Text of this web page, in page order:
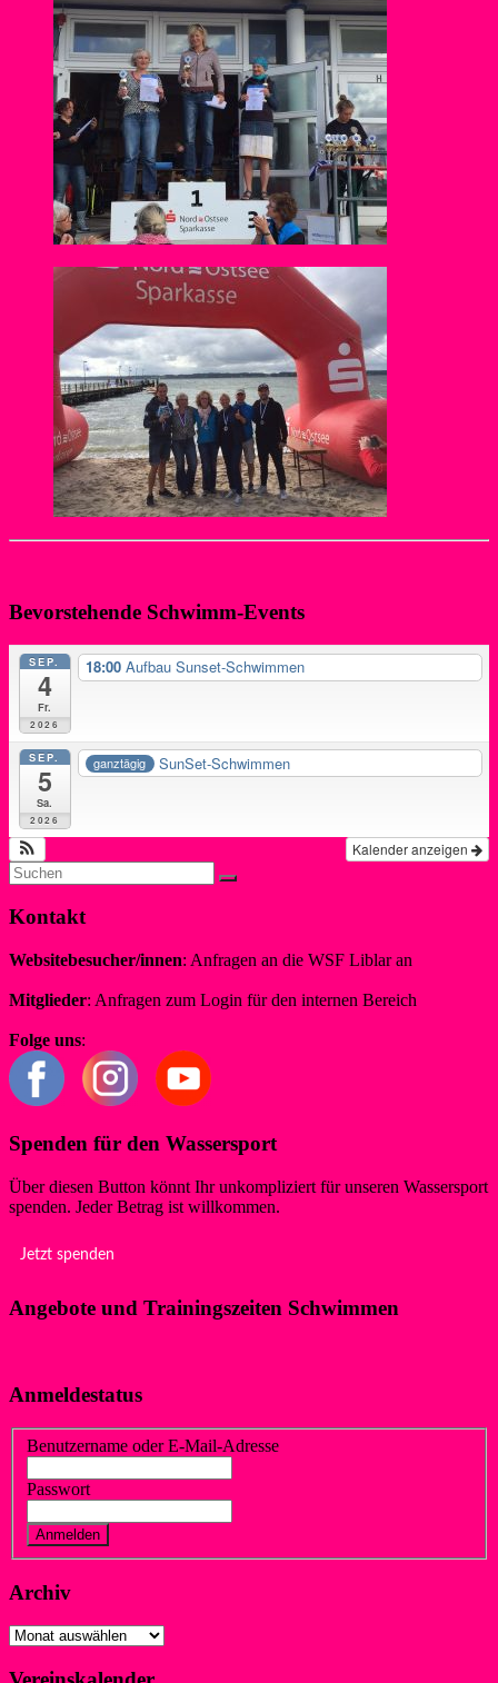
Bevorstehende Schwimm-Events
SEP.
4
Fr.
2026
18:00 Aufbau Sunset-Schwimmen
SEP.
5
Sa.
2026
ganztägig SunSet-Schwimmen
Kalender anzeigen
Kontakt
Websitebesucher/innen: Anfragen an die WSF Liblar an
Mitglieder: Anfragen zum Login für den internen Bereich
Folge uns:
Spenden für den Wassersport
Über diesen Button könnt Ihr unkompliziert für unseren Wassersport
spenden. Jeder Betrag ist willkommen.
Jetzt spenden
Angebote und Trainingszeiten Schwimmen
Anmeldestatus
Benutzername oder E-Mail-Adresse
Passwort
Archiv
Archiv